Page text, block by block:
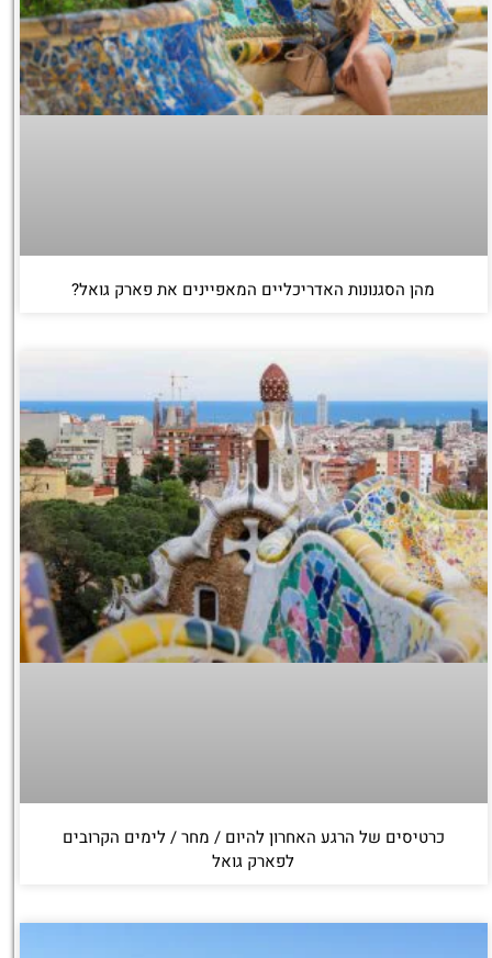
מהן הסגנונות האדריכליים המאפיינים את פארק גואל?
כרטיסים של הרגע האחרון להיום / מחר / לימים הקרובים
לפארק גואל